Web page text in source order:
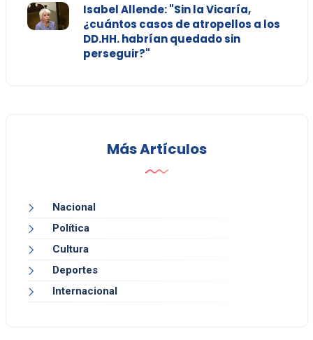
Isabel Allende: "Sin la Vicaría,
¿cuántos casos de atropellos a los
DD.HH. habrían quedado sin
perseguir?"
Más Artículos
Nacional
Política
Cultura
Deportes
Internacional